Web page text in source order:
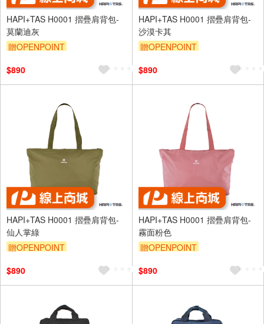
HAPI+TAS H0001 摺疊肩背包-
莫蘭迪灰
贈OPENPOINT
$890
HAPI+TAS H0001 摺疊肩背包-
沙漠卡其
贈OPENPOINT
$890
HAPI+TAS H0001 摺疊肩背包-
仙人掌綠
贈OPENPOINT
$890
HAPI+TAS H0001 摺疊肩背包-
霧面粉色
贈OPENPOINT
$890